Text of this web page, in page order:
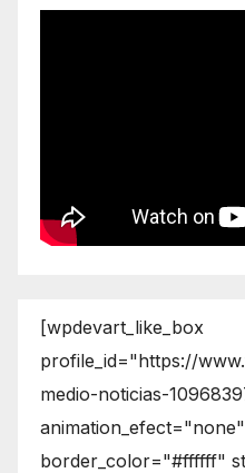
[wpdevart_like_box
profile_id="https://
medio-noticias-
border_color="#ffffff"